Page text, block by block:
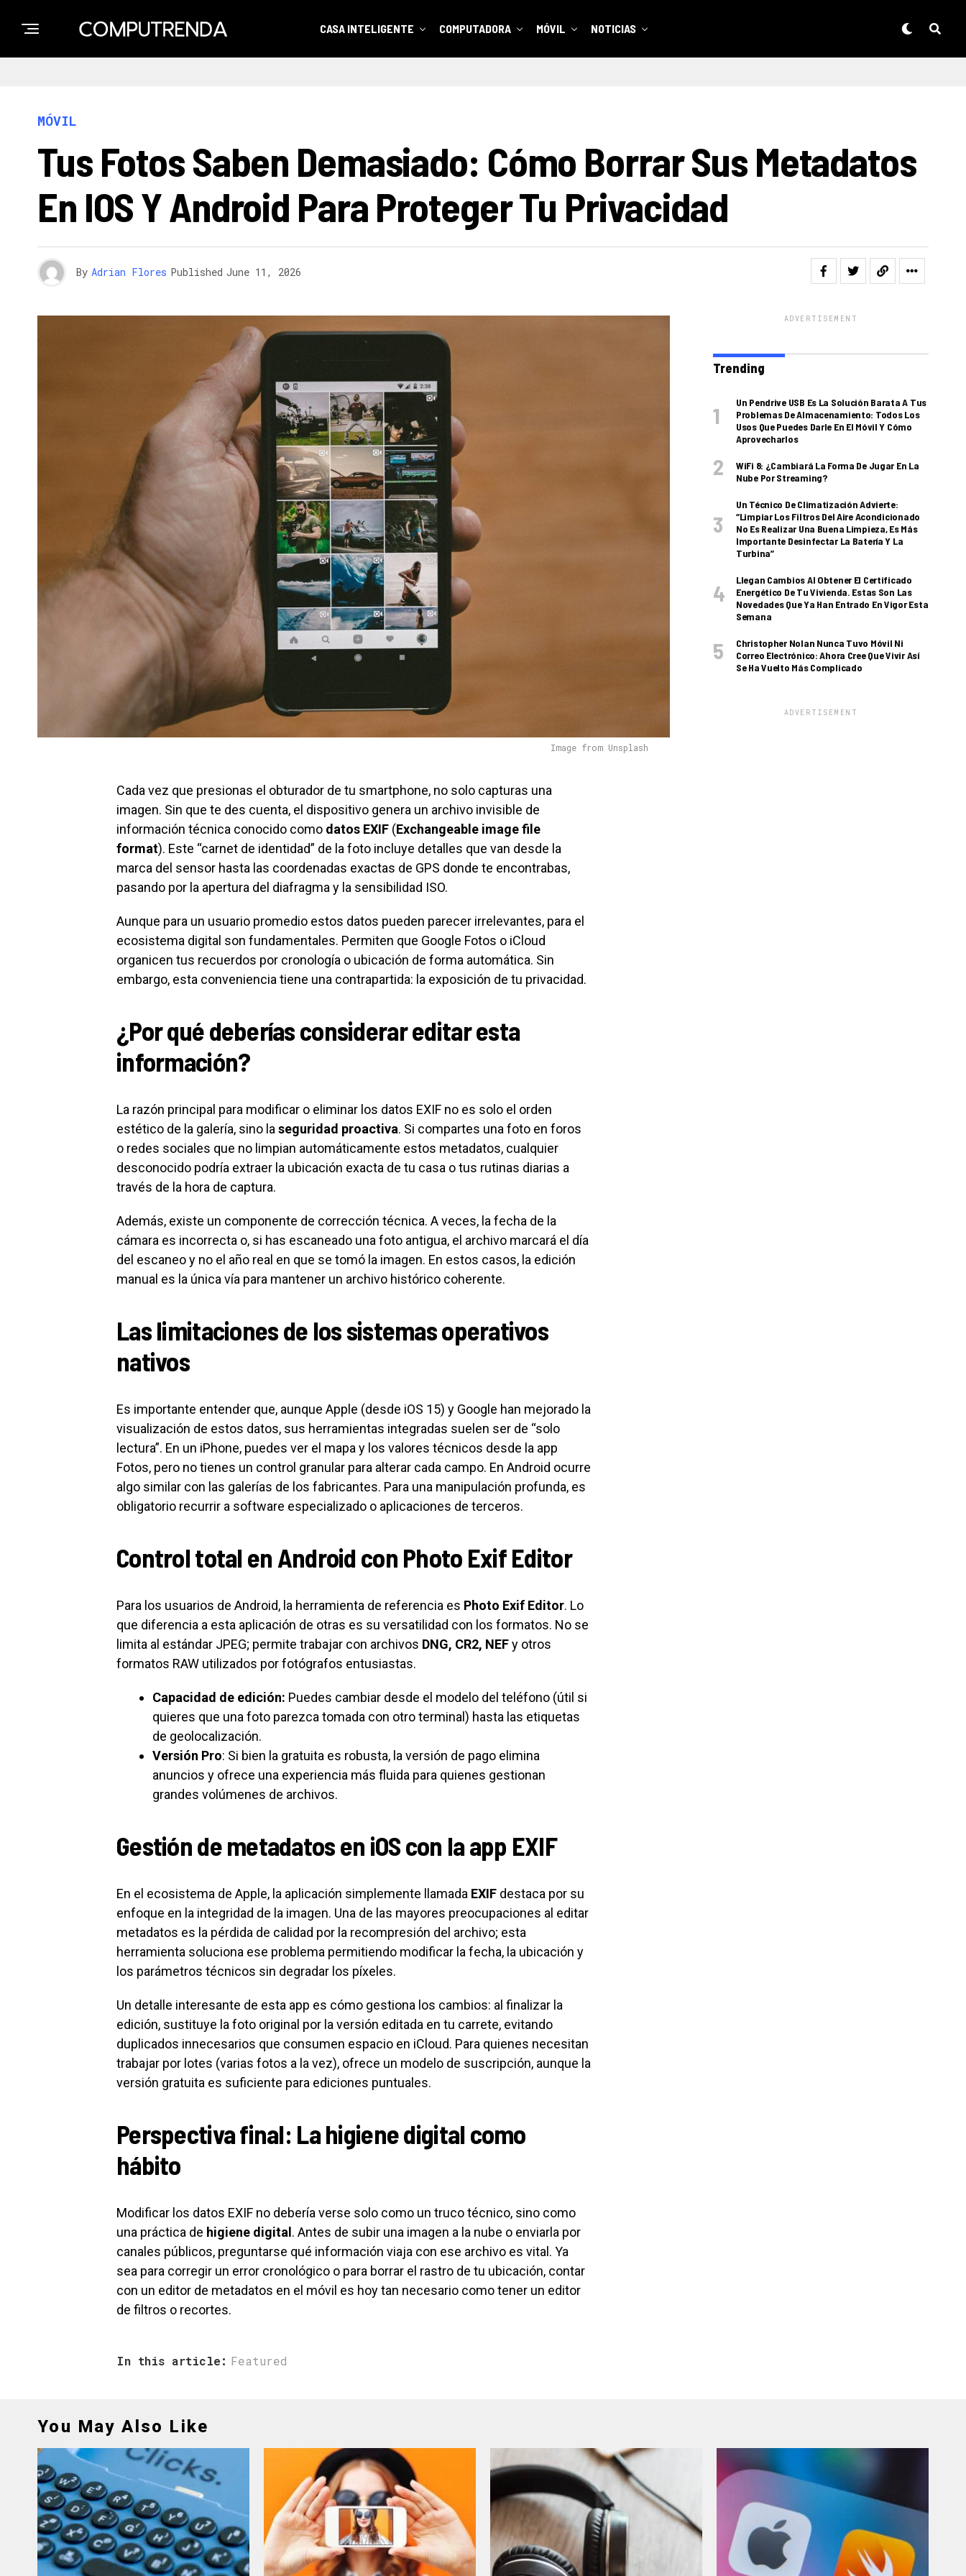
CASA INTELIGENTE COMPUTADORA MÓVIL NOTICIAS
MÓVIL
Tus Fotos Saben Demasiado: Cómo Borrar Sus Metadatos
En IOS Y Android Para Proteger Tu Privacidad
By Adrian Flores Published June 11, 2026
Image from Unsplash
Cada vez que presionas el obturador de tu smartphone, no solo capturas una
imagen. Sin que te des cuenta, el dispositivo genera un archivo invisible de
información técnica conocido como datos EXIF (Exchangeable image file
format). Este “carnet de identidad” de la foto incluye detalles que van desde la
marca del sensor hasta las coordenadas exactas de GPS donde te encontrabas,
pasando por la apertura del diafragma y la sensibilidad ISO.
Aunque para un usuario promedio estos datos pueden parecer irrelevantes, para el
ecosistema digital son fundamentales. Permiten que Google Fotos o iCloud
organicen tus recuerdos por cronología o ubicación de forma automática. Sin
embargo, esta conveniencia tiene una contrapartida: la exposición de tu privacidad.
¿Por qué deberías considerar editar esta
información?
La razón principal para modificar o eliminar los datos EXIF no es solo el orden
estético de la galería, sino la seguridad proactiva. Si compartes una foto en foros
o redes sociales que no limpian automáticamente estos metadatos, cualquier
desconocido podría extraer la ubicación exacta de tu casa o tus rutinas diarias a
través de la hora de captura.
Además, existe un componente de corrección técnica. A veces, la fecha de la
cámara es incorrecta o, si has escaneado una foto antigua, el archivo marcará el día
del escaneo y no el año real en que se tomó la imagen. En estos casos, la edición
manual es la única vía para mantener un archivo histórico coherente.
Las limitaciones de los sistemas operativos
nativos
Es importante entender que, aunque Apple (desde iOS 15) y Google han mejorado la
visualización de estos datos, sus herramientas integradas suelen ser de “solo
lectura”. En un iPhone, puedes ver el mapa y los valores técnicos desde la app
Fotos, pero no tienes un control granular para alterar cada campo. En Android ocurre
algo similar con las galerías de los fabricantes. Para una manipulación profunda, es
obligatorio recurrir a software especializado o aplicaciones de terceros.
Control total en Android con Photo Exif Editor
Para los usuarios de Android, la herramienta de referencia es Photo Exif Editor. Lo
que diferencia a esta aplicación de otras es su versatilidad con los formatos. No se
limita al estándar JPEG; permite trabajar con archivos DNG, CR2, NEFy otros
formatos RAW utilizados por fotógrafos entusiastas.
Capacidad de edición: Puedes cambiar desde el modelo del teléfono (útil si
quieres que una foto parezca tomada con otro terminal) hasta las etiquetas
de geolocalización.
Versión Pro: Si bien la gratuita es robusta, la versión de pago elimina
anuncios y ofrece una experiencia más fluida para quienes gestionan
grandes volúmenes de archivos.
Gestión de metadatos en iOS con la app EXIF
En el ecosistema de Apple, la aplicación simplemente llamada EXIF destaca por su
enfoque en la integridad de la imagen. Una de las mayores preocupaciones al editar
metadatos es la pérdida de calidad por la recompresión del archivo; esta
herramienta soluciona ese problema permitiendo modificar la fecha, la ubicación y
los parámetros técnicos sin degradar los píxeles.
Un detalle interesante de esta app es cómo gestiona los cambios: al finalizar la
edición, sustituye la foto original por la versión editada en tu carrete, evitando
duplicados innecesarios que consumen espacio en iCloud. Para quienes necesitan
trabajar por lotes (varias fotos a la vez), ofrece un modelo de suscripción, aunque la
versión gratuita es suficiente para ediciones puntuales.
Perspectiva final: La higiene digital como
hábito
Modificar los datos EXIF no debería verse solo como un truco técnico, sino como
una práctica de higiene digital. Antes de subir una imagen a la nube o enviarla por
canales públicos, preguntarse qué información viaja con ese archivo es vital. Ya
sea para corregir un error cronológico o para borrar el rastro de tu ubicación, contar
con un editor de metadatos en el móvil es hoy tan necesario como tener un editor
de filtros o recortes.
In this article: Featured
ADVERTISEMENT
Trending
Un Pendrive USB Es La Solución Barata A Tus
Problemas De Almacenamiento: Todos Los
Usos Que Puedes Darle En El Móvil Y Cómo
Aprovecharlos
WiFi 8: ¿cambiará La Forma De Jugar En La
Nube Por Streaming?
Un Técnico De Climatización Advierte:
“Limpiar Los Filtros Del Aire Acondicionado
No Es Realizar Una Buena Limpieza, Es Más
Importante Desinfectar La Batería Y La
Turbina”
Llegan Cambios Al Obtener El Certificado
Energético De Tu Vivienda. Estas Son Las
Novedades Que Ya Han Entrado En Vigor Esta
Semana
Christopher Nolan Nunca Tuvo Móvil Ni
Correo Electrónico: Ahora Cree Que Vivir Así
Se Ha Vuelto Más Complicado
ADVERTISEMENT
You May Also Like